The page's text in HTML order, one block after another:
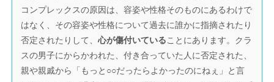
コンプレックスの原因は、容姿や性格そのものにあるわけで
はなく、その容姿や性格について過去に誰かに指摘されたり
否定されたりして、心が傷付いていることにあります。クラ
スの男子にからかわれた、付き合っていた人に否定された、
親や親戚から「もっと○○だったらよかったのにねぇ」と言